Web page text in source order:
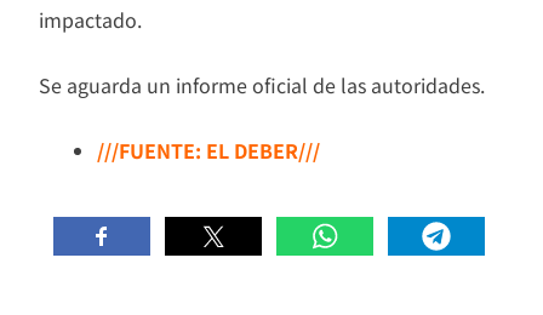
impactado.
Se aguarda un informe oficial de las autoridades.
///FUENTE: EL DEBER///